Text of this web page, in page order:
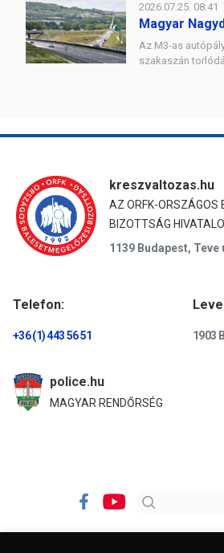
2026.07.25. 08:41
Magyar
Az M3-as
szakaszán
kreszvaltozas.hu
AZ ORFK-ORSZÁGOS
BIZOTTSÁG
1139 Budapest, Teve
Telefon:
+36 (1) 443 56 51 1903
police.hu
MAGYAR RENDŐRSÉG